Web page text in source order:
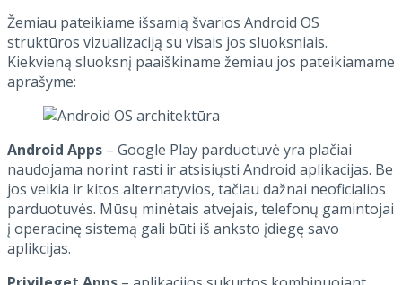
Žemiau pateikiame išsamią švarios Android OS
struktūros vizualizaciją su visais jos sluoksniais.
Kiekvieną sluoksnį paaiškiname žemiau jos pateikiamame
aprašyme:
Android Apps – Google Play parduotuvė yra plačiai
naudojama norint rasti ir atsisiųsti Android aplikacijas. Be
jos veikia ir kitos alternatyvios, tačiau dažnai neoficialios
parduotuvės. Mūsų minėtais atvejais, telefonų gamintojai
į operacinę sistemą gali būti iš anksto įdiegę savo
aplikcijas.